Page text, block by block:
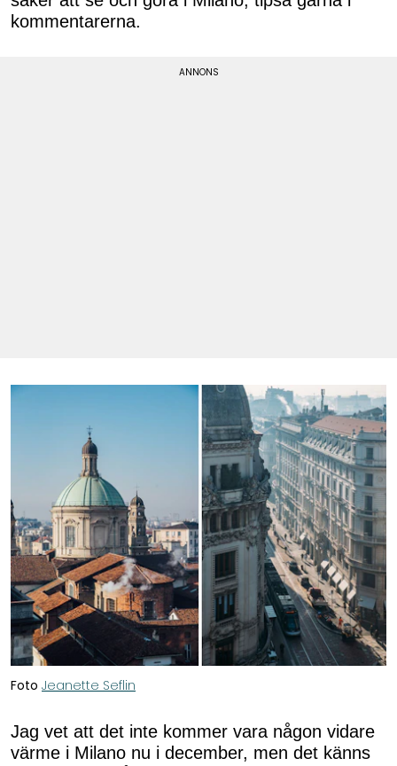
kommentarerna.
Foto Jeanette Seflin
Jag vet att det inte kommer vara någon vidare
värme i Milano nu i december, men det känns